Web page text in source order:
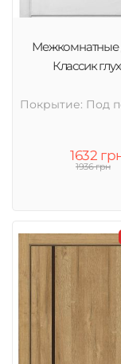
Межкомнатные
Классик
Покрытие: Под
1632
1936 грн